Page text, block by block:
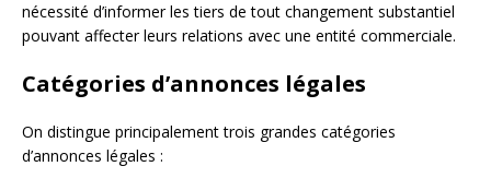
nécessité d’informer les tiers de tout changement substantiel
pouvant affecter leurs relations avec une entité commerciale.
Catégories d’annonces légales
On distingue principalement trois grandes catégories
d’annonces légales :